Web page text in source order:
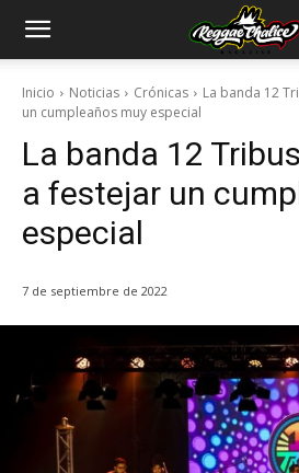
Inicio Noticias Crónicas
La banda 12
un cumpleaños muy especial
La banda 12
a festejar un
especial
7 de septiembre de 2022